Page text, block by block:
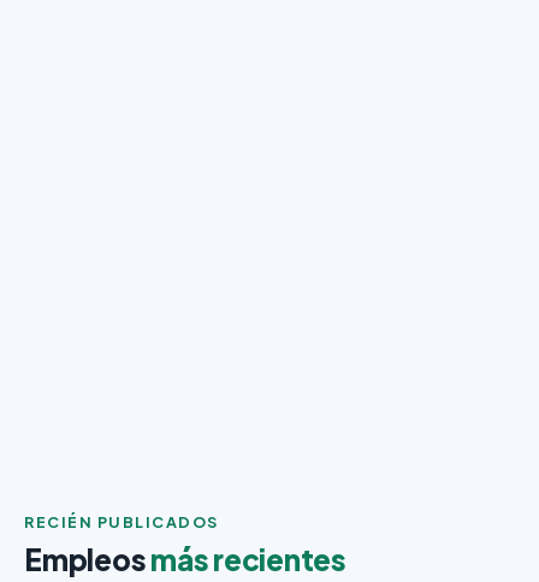
RECIÉN PUBLICADOS
Empleosmás recientes